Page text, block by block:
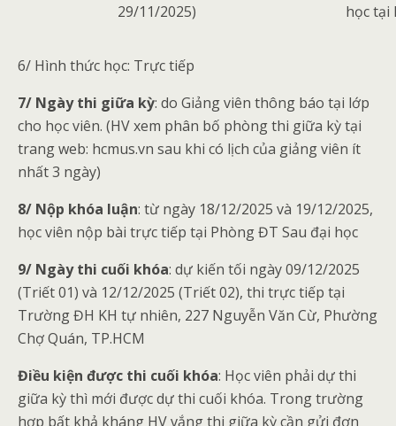
29/11/2025)
học tại
6/ Hình thức học: Trực tiếp
7/ Ngày thi giữa kỳ: do Giảng viên thông báo tại lớp
cho học viên. (HV xem phân bố phòng thi giữa kỳ tại
trang web: hcmus.vn sau khi có lịch của giảng viên ít
nhất 3 ngày)
8/ Nộp khóa luận: từ ngày 18/12/2025 và 19/12/2025,
học viên nộp bài trực tiếp tại Phòng ĐT Sau đại học
9/ Ngày thi cuối khóa: dự kiến tối ngày 09/12/2025
(Triết 01) và 12/12/2025 (Triết 02), thi trực tiếp tại
Trường ĐH KH tự nhiên, 227 Nguyễn Văn Cừ, Phường
Chợ Quán, TP.HCM
Điều kiện được thi cuối khóa: Học viên phải dự thi
giữa kỳ thì mới được dự thi cuối khóa. Trong trường
hợp bất khả kháng HV vắng thi giữa kỳ cần gửi đơn